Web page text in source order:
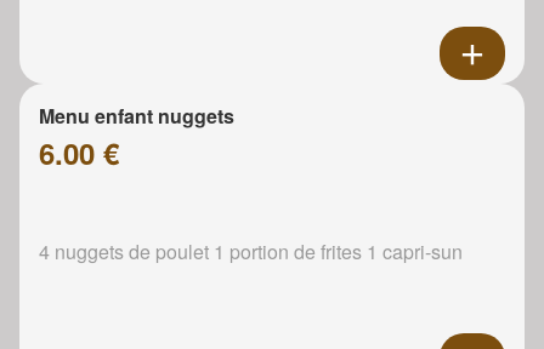
Menu enfant nuggets
6.00 €
4 nuggets de poulet 1 portion de frites 1 capri-sun